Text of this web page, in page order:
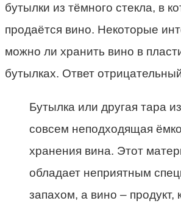
бутылки из тёмного стекла, в
продаётся вино. Некоторые
можно ли хранить вино в
бутылках. Ответ
Бутылка или другая тара
совсем неподходящая
хранения вина. Этот
обладает неприятным
запахом, а вино – продукт,